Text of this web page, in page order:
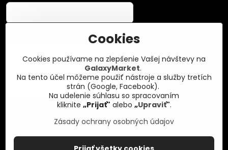
Cookies
Cookies používame na zlepšenie Vašej návštevy na
GalaxyMarket.
Na tento účel môžeme použiť nástroje a služby tretích
strán (Google, Facebook).
Na udelenie súhlasu so spracovaním
kliknite „Prijať" alebo „Upraviť".
Zásady ochrany osobných údajov